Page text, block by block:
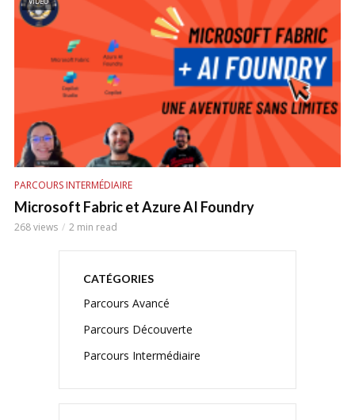
PARCOURS INTERMÉDIAIRE
Microsoft Fabric et Azure AI Foundry
268 views 2 min read
CATÉGORIES
Parcours Avancé
Parcours Découverte
Parcours Intermédiaire